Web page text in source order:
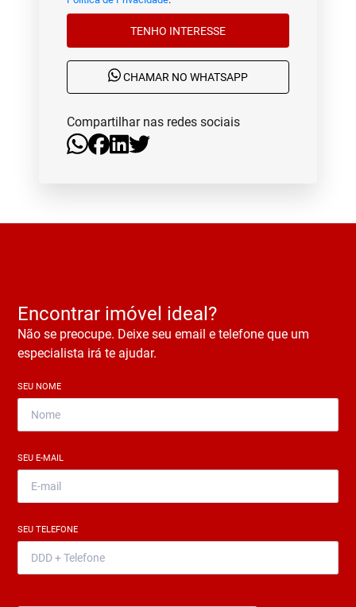
TENHO INTERESSE
CHAMAR NO WHATSAPP
Compartilhar nas redes sociais
Encontrar imóvel ideal?
Não se preocupe. Deixe seu email e telefone que um
especialista irá te ajudar.
SEU NOME
SEU E-MAIL
SEU TELEFONE